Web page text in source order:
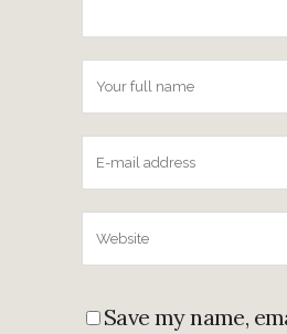
Save my name,